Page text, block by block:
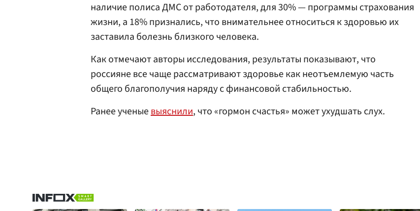
наличие полиса ДМС от работодателя, для 30% — программы страхования
жизни, а 18% признались, что внимательнее относиться к здоровью их
заставила болезнь близкого человека.
Как отмечают авторы исследования, результаты показывают, что
россияне все чаще рассматривают здоровье как неотъемлемую часть
общего благополучия наряду с финансовой стабильностью.
Ранее ученыевыяснили, что «гормон счастья» может ухудшать слух.